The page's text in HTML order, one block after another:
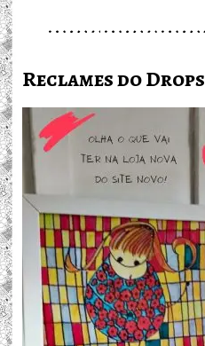
Reclames do Drops